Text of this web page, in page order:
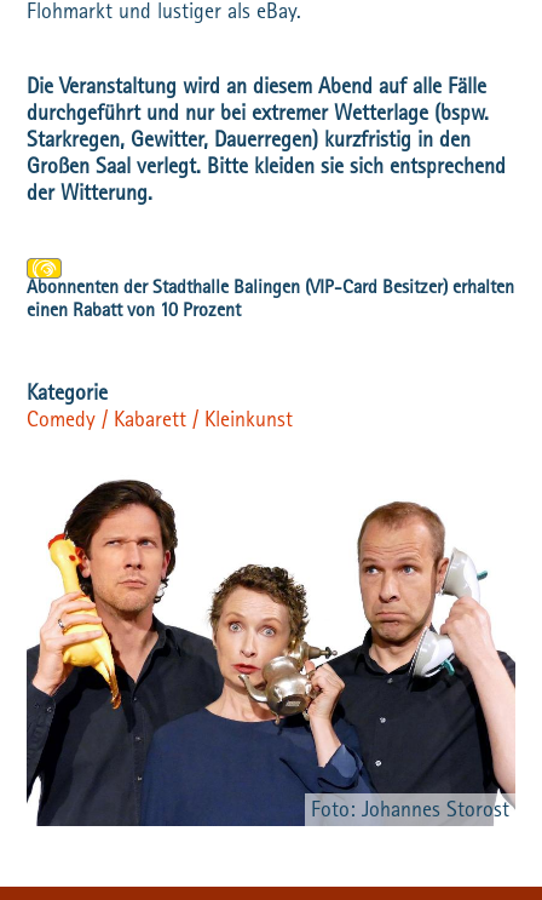
Foto: Johannes Storost
Flohmarkt und lustiger als eBay.
Die Veranstaltung wird an diesem Abend auf alle Fälle
durchgeführt und nur bei extremer Wetterlage (bspw.
Starkregen, Gewitter, Dauerregen) kurzfristig in den
Großen Saal verlegt. Bitte kleiden sie sich entsprechend
der Witterung.
Comedy / Kabarett / Kleinkunst